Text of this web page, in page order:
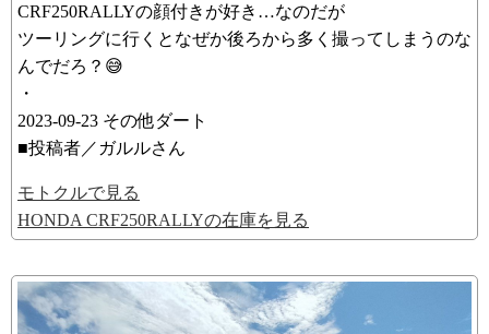
CRF250RALLYの顔付きが好き…なのだが
ツーリングに行くとなぜか後ろから多く撮ってしまうのな
んでだろ？😅
・
2023-09-23 その他ダート
■投稿者／ガルルさん
モトクルで見る
HONDA CRF250RALLYの在庫を見る